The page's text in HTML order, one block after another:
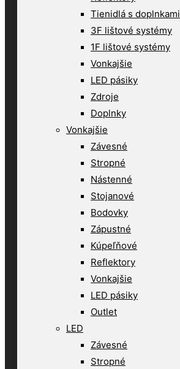
Tienidlá s doplnkami
3F lištové systémy
1F lištové systémy
Vonkajšie
LED pásiky
Zdroje
Doplnky
Vonkajšie
Závesné
Stropné
Nástenné
Stojanové
Bodovky
Zápustné
Kúpeľňové
Reflektory
Vonkajšie
LED pásiky
Outlet
LED
Závesné
Stropné